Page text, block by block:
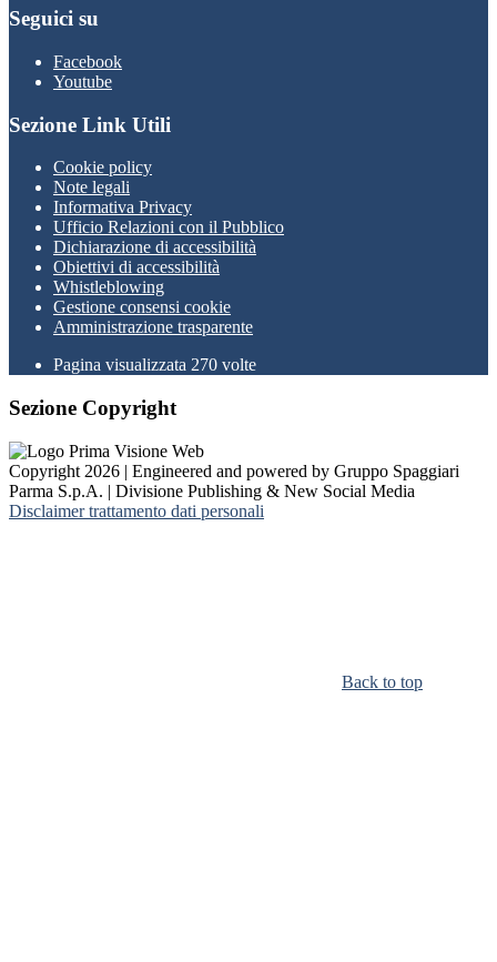
Seguici su
Facebook
Youtube
Sezione Link Utili
Cookie policy
Note legali
Informativa Privacy
Ufficio Relazioni con il Pubblico
Dichiarazione di accessibilità
Obiettivi di accessibilità
Whistleblowing
Gestione consensi cookie
Amministrazione trasparente
Pagina visualizzata 270 volte
Sezione Copyright
Copyright 2026 | Engineered and powered by Gruppo Spaggiari
Parma S.p.A. | Divisione Publishing & New Social Media
Disclaimer trattamento dati personali
Back to top